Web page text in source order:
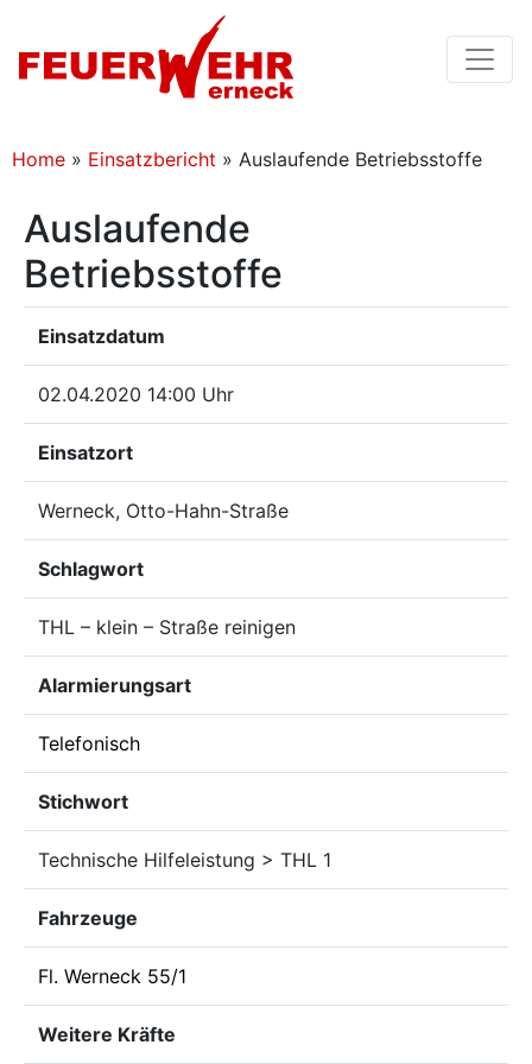
Home » Einsatzbericht » Auslaufende Betriebsstoffe
Auslaufende
Betriebsstoffe
Einsatzdatum
02.04.2020 14:00 Uhr
Einsatzort
Werneck, Otto-Hahn-Straße
Schlagwort
THL – klein – Straße reinigen
Alarmierungsart
Telefonisch
Stichwort
Technische Hilfeleistung > THL 1
Fahrzeuge
Fl. Werneck 55/1
Weitere Kräfte